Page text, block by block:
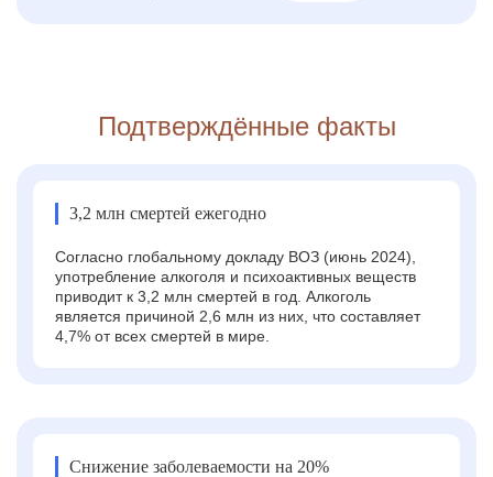
Подтверждённые факты
3,2 млн смертей ежегодно
Согласно глобальному докладу ВОЗ (июнь 2024),
употребление алкоголя и психоактивных веществ
приводит к 3,2 млн смертей в год. Алкоголь
является причиной 2,6 млн из них, что составляет
4,7% от всех смертей в мире.
Снижение заболеваемости на 20%